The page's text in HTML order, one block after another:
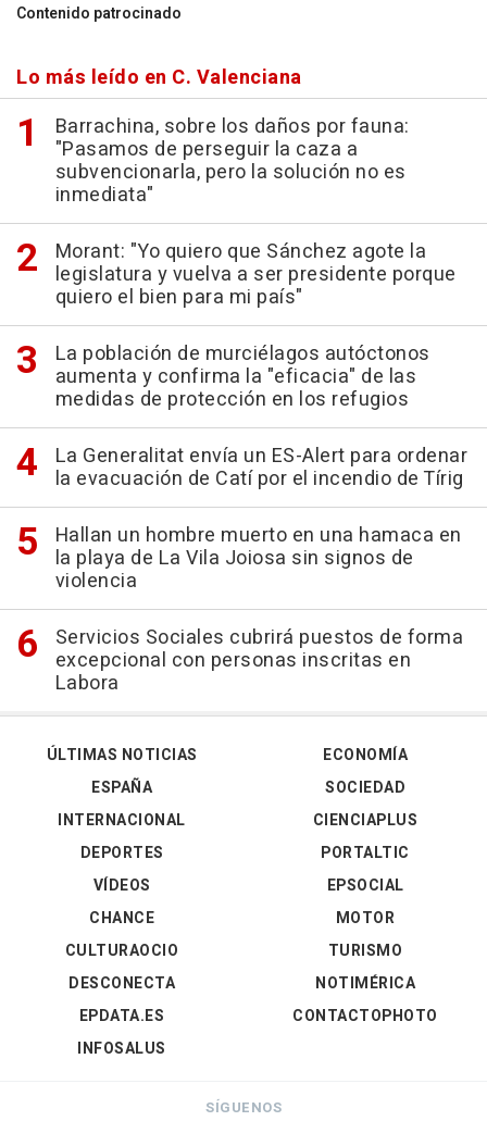
Contenido patrocinado
Lo más leído en C. Valenciana
Barrachina, sobre los daños por fauna:
"Pasamos de perseguir la caza a
subvencionarla, pero la solución no es
inmediata"
Morant: "Yo quiero que Sánchez agote la
legislatura y vuelva a ser presidente porque
quiero el bien para mi país"
La población de murciélagos autóctonos
aumenta y confirma la "eficacia" de las
medidas de protección en los refugios
La Generalitat envía un ES-Alert para ordenar
la evacuación de Catí por el incendio de Tírig
Hallan un hombre muerto en una hamaca en
la playa de La Vila Joiosa sin signos de
violencia
Servicios Sociales cubrirá puestos de forma
excepcional con personas inscritas en
Labora
ÚLTIMAS NOTICIAS
ESPAÑA
INTERNACIONAL
DEPORTES
VÍDEOS
ECONOMÍA
SOCIEDAD
CIENCIAPLUS
PORTALTIC
EPSOCIAL
CHANCE
CULTURAOCIO
DESCONECTA
EPDATA.ES
INFOSALUS
MOTOR
TURISMO
NOTIMÉRICA
CONTACTOPHOTO
SÍGUENOS